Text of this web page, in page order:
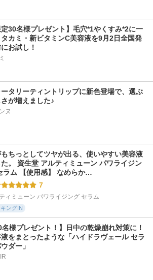
定30名様プレゼント】毛穴*1やくすみ*2に一
カミ・新ビタミンC美容液を9月2日全国発
お試し！
ータリーティントリップに新色登場で、選ぶ
が増えました♪
ヌ
もちっとしてツヤが出る、使いやすい美容液
。 資生堂 アルティミューン パワライジン
ラム 【使用感】 なめらか…
7
ィミューン パワライジング セラム
ングIN
名様プレゼント！】日中の乾燥崩れ対策に！
をまとったような「ハイドラヴェール セラ
ダー」